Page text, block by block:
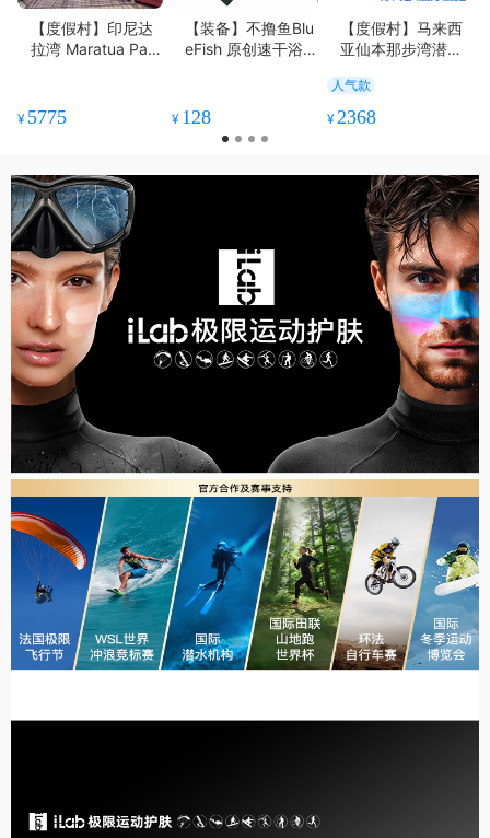
【度假村】印尼达
拉湾 Maratua Para
¥ 5775
【装备】不撸鱼Blu
eFish 原创速干浴
¥ 128
【度假村】马来西
亚仙本那步湾潜水
人气款
¥ 2368